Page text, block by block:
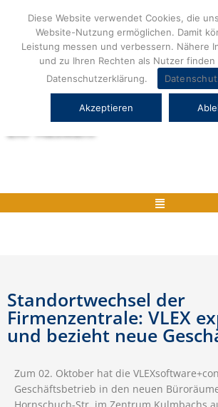
springen
Herstellerneutrale ERP
Menü
Standortwechsel der
Firmenzentrale: VLEX
und bezieht neue
Zum 02. Oktober hat die
Geschäftsbetrieb in den neuen
Diese Website verwendet Cookies, die
Website-Nutzung ermöglichen. Damit
Leistung messen und verbessern. Nähere
und zu Ihren Rechten als Nutzer
Datenschutzerklärung.
Akzeptieren